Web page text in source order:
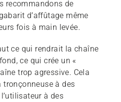
recommandons de
d’affûtage même
fois à main levée.
ce qui rendrait la chaîne
ce qui crée un «
trop agressive. Cela
tronçonneuse à des
à des